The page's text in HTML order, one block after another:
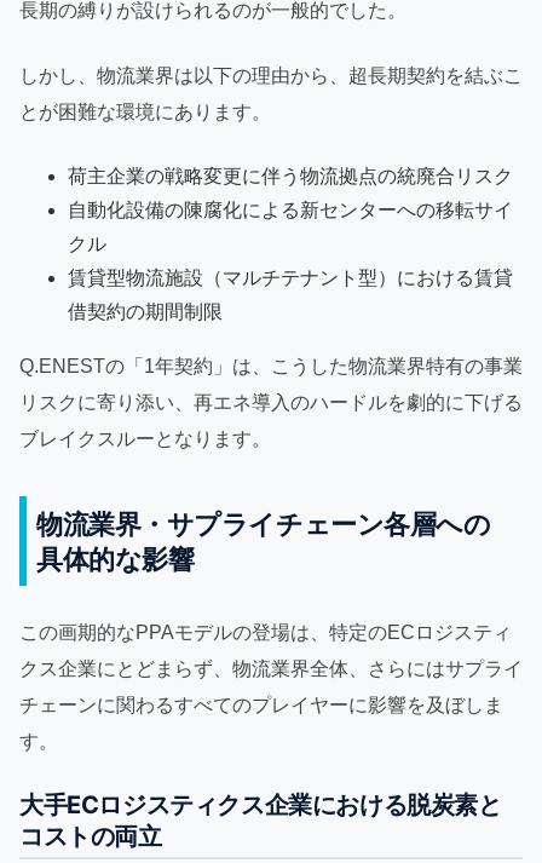
長期の縛りが設けられるのが一般的でした。
しかし、物流業界は以下の理由から、超長期契約を結ぶこ
とが困難な環境にあります。
荷主企業の戦略変更に伴う物流拠点の統廃合リスク
自動化設備の陳腐化による新センターへの移転サイ
クル
賃貸型物流施設（マルチテナント型）における賃貸
借契約の期間制限
Q.ENESTの「1年契約」は、こうした物流業界特有の事業
リスクに寄り添い、再エネ導入のハードルを劇的に下げる
ブレイクスルーとなります。
物流業界・サプライチェーン各層への
具体的な影響
この画期的なPPAモデルの登場は、特定のECロジスティ
クス企業にとどまらず、物流業界全体、さらにはサプライ
チェーンに関わるすべてのプレイヤーに影響を及ぼしま
す。
大手ECロジスティクス企業における脱炭素と
コストの両立